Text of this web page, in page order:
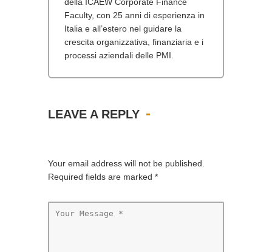
Faculty, con 25 anni di esperienza in
Italia e all’estero nel guidare la
crescita organizzativa, finanziaria e i
processi aziendali delle PMI.
LEAVE A REPLY
Your email address will not be published.
Required fields are marked *